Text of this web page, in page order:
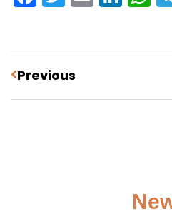
Previous